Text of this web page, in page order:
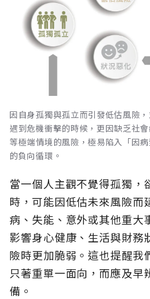
因自身孤獨與孤立而引發低估風險
遇到危機衝擊的時候，更因缺乏社
等極端情境的風險，極易陷入「因
的負向循環。
當一個人主觀不覺得孤獨，
時，可能因低估未來風險而
病、失能、意外或其他重大
影響身心健康、生活與財務
險時更加脆弱。這也提醒我
只著重單一面向，而應及早
備。